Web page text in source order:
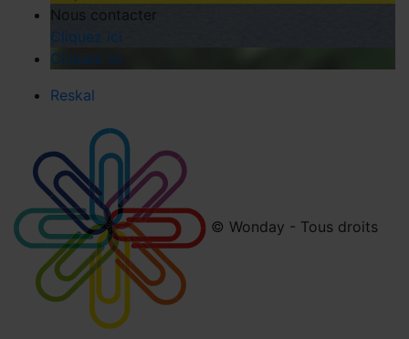
Nous contacter
Cliquez ici
Cliquez ici
Reskal
© Wonday - Tous droits